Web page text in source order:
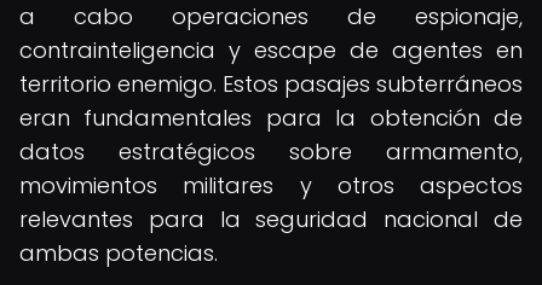
a cabo operaciones de espionaje,
contrainteligencia y escape de agentes en
territorio enemigo. Estos pasajes subterráneos
eran fundamentales para la obtención de
datos estratégicos sobre armamento,
movimientos militares y otros aspectos
relevantes para la seguridad nacional de
ambas potencias.